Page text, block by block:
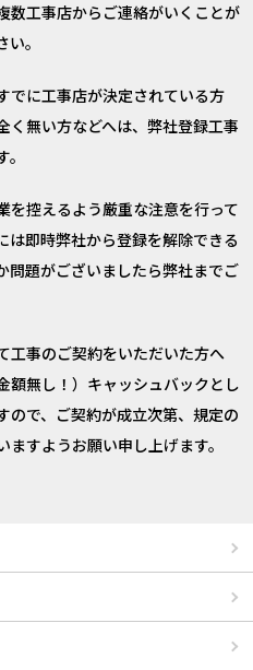
数工事店からご連絡がいくことが
。
でに工事店が決定されている方
く無い方などへは、弊社登録工事
を控えるよう厳重な注意を行って
は即時弊社から登録を解除できる
問題がございましたら弊社までご
工事のご契約をいただいた方へ
額無し！）キャッシュバックとし
ので、ご契約が成立次第、規定の
すようお願い申し上げます。